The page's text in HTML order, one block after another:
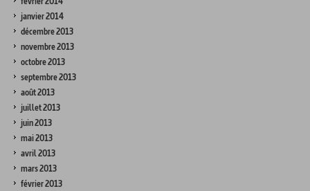
janvier 2014
décembre 2013
novembre 2013
octobre 2013
septembre 2013
août 2013
juillet 2013
juin 2013
mai 2013
avril 2013
mars 2013
février 2013